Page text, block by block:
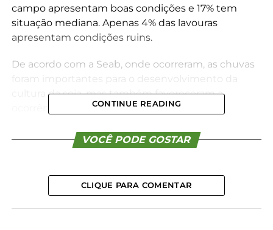
campo apresentam boas condições e 17% tem
situação mediana. Apenas 4% das lavouras
apresentam condições ruins.
De acordo com a Seab, onde ocorreram, as chuvas
foram importantes para o desenvolvimento da
cultura da soja, mas também favoreceram a
ocorrência de doenças.
“Nas lavouras plantadas mais cedo, que estão em
fase final de maturação e início de colheita, os
ligeiramente abaixo. Já as lavouras plantadas mais
tarde, que ainda estão em fase de frutificação e
enchimento de grãos, têm expectativa de maior
CONTINUE READING
VOCÊ PODE GOSTAR
CLIQUE PARA COMENTAR